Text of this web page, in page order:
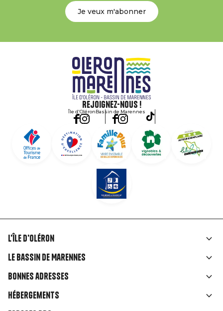
Je veux m'abonner
Rejoignez-nous !
Île d'OléronBassin de Marennes
Liens
rubriques
L'île d'Oléron
Le Bassin de Marennes
Bonnes adresses
Hébergements